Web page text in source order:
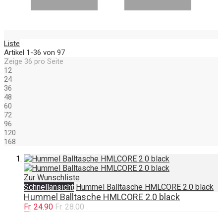
Liste
Artikel 1 -36 von 97
Zeige 36 pro Seite
12
24
36
48
60
72
96
120
168
Zur Wunschliste
Schnellansicht Hummel Balltasche HMLCORE 2.0 black
Hummel Balltasche HMLCORE 2.0 black
Fr. 24.90 Fr. 28.00